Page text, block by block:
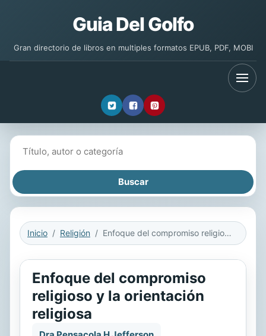
Guia Del Golfo
Gran directorio de libros en multiples formatos EPUB, PDF, MOBI
Inicio Religión Enfoque del compromiso religioso y la orientación religiosa
Enfoque del compromiso
religioso y la orientación
religiosa